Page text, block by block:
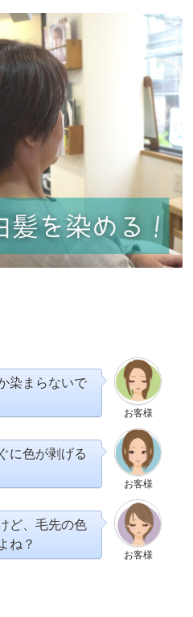
お客様
染まらないで
お客様
に色が剥げる
お客様
ど、毛先の色
ね？